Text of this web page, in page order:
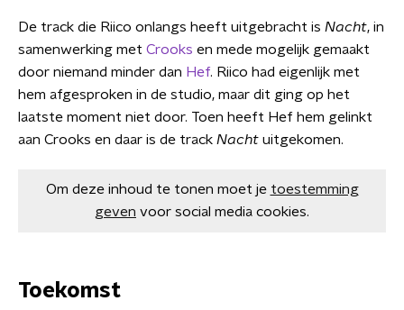
De track die Riico onlangs heeft uitgebracht is Nacht, in
samenwerking met Crooks en mede mogelijk gemaakt
door niemand minder dan Hef. Riico had eigenlijk met
hem afgesproken in de studio, maar dit ging op het
laatste moment niet door. Toen heeft Hef hem gelinkt
aan Crooks en daar is de track Nacht uitgekomen.
Om deze inhoud te tonen moet je toestemming
geven voor social media cookies.
Toekomst